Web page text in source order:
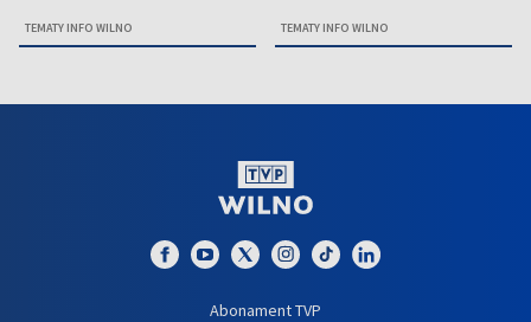
TEMATY INFO WILNO TEMATY INFO WILNO
Abonament TVP